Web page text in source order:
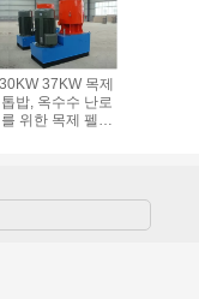
30KW 37KW 목제
톱밥, 옥수수 난로
를 위한 목제 펠릿